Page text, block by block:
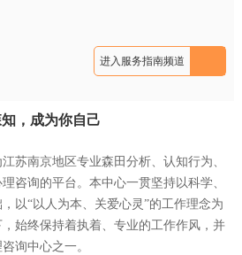
进入服务指南频道
，成为你自己
苏南京地区专业森田分析、认知行为、
咨询的平台。本中心一贯坚持以科学、
以“以人为本、关爱心灵”的工作理念为
始终保持着执着、专业的工作作风，并
询中心之一。